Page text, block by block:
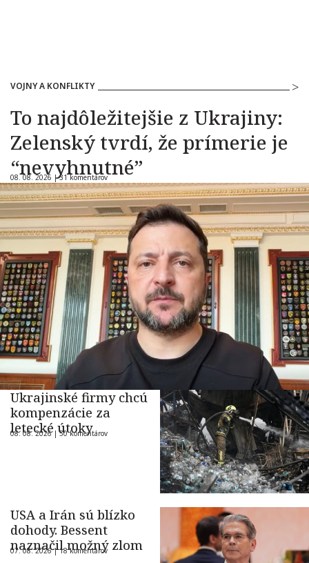
VOJNY A KONFLIKTY
To najdôležitejšie z Ukrajiny:
Zelenský tvrdí, že prímerie je
“nevyhnutné”
08. 08. 2026 |31 komentárov
Ukrajinské firmy chcú
kompenzácie za
letecké útoky
08. 08. 2026 |50 komentárov
USA a Irán sú blízko
dohody. Bessent
naznačil možný zlom
07. 08. 2026 |18 komentárov